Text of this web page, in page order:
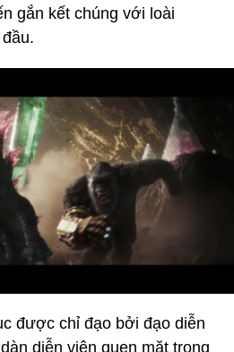
gắn kết chúng với loài
được chỉ đạo bởi đạo diễn
diễn viên quen mặt trong